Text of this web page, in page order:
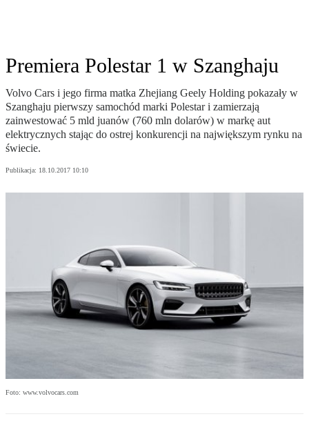
Premiera Polestar 1 w Szanghaju
Volvo Cars i jego firma matka Zhejiang Geely Holding pokazały w
Szanghaju pierwszy samochód marki Polestar i zamierzają
zainwestować 5 mld juanów (760 mln dolarów) w markę aut
elektrycznych stając do ostrej konkurencji na największym rynku na
świecie.
Publikacja: 18.10.2017 10:10
Foto: www.volvocars.com